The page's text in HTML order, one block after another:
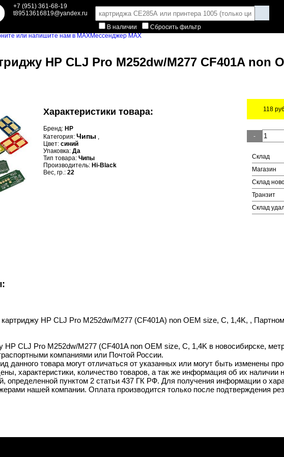
+7 (951) 361-68-19
t89513616819@yandex.ru
В наличии
Сбросить фильтр
Мессенджер MAX
HP CLJ Pro M252dw/M277 CF401A non
Характеристики товара:
Бренд: HP
Категория: Чипы ,
Цвет: синий
Упаковка: Да
Тип товара: Чипы
Производитель: Hi-Black
Вес, гр.: 22
118
-
Склад
Магазин
Склад
Транзит
Склад
HP CLJ Pro M252dw/M277 (CF401A) non OEM size, C, 1,4K, ,
HP CLJ Pro M252dw/M277 (CF401A non OEM size, C, 1,4K в новосибирске,
компаниями или Почтой России.
данного товара могут отличаться от указанных или могут быть изменены
характеристики, количество товаров, а так же информация об их наличии
определенной пунктом 2 статьи 437 ГК РФ. Для получения информации о
нашей компании. Оплата производится только после подтверждения